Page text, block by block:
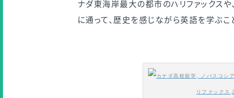
ナダ東海岸最大の都市のハリファックス
に通って、歴史を感じながら英語を学ぶこ